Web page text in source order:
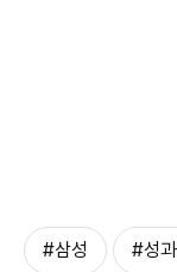
#삼성 #성